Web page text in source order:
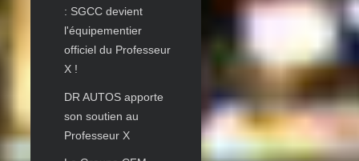
: SGCC devient
l'équipementier
officiel du Professeur
X !
DR AUTOS apporte
son soutien au
Professeur X